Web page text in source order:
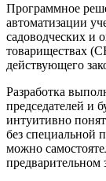
Программное
автоматизации
садоводческих и
товариществах
действующего
Разработка
председателей и
интуитивно
без специальной
можно
предварительном